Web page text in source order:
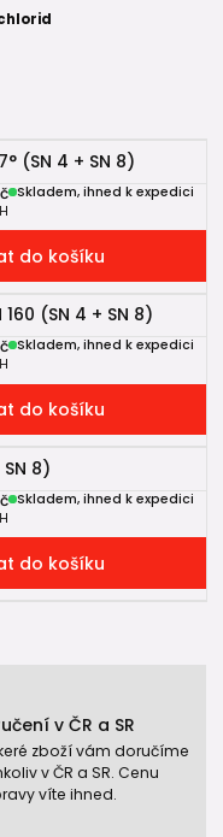
(SN 4 + SN 8)
Skladem, ihned k expedici
do košíku
(SN 4 + SN 8)
Skladem, ihned k expedici
do košíku
8)
Skladem, ihned k expedici
do košíku
v ČR a SR
zboží vám doručíme
v ČR a SR. Cenu
víte ihned.